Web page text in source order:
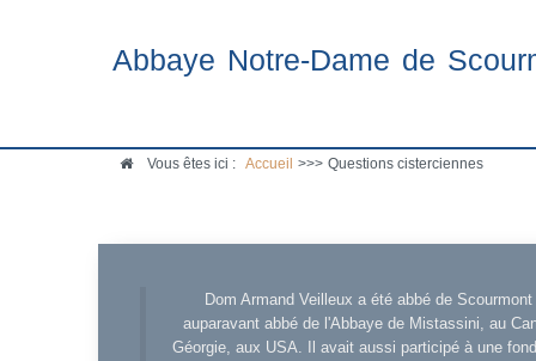
Abbaye Notre-Dame de
Vous êtes ici : Accueil >>> Questions cisterciennes
Dom Armand Veilleux a été abbé de
auparavant abbé de l'Abbaye de Mistassini, au
Géorgie, aux USA. Il avait aussi participé à une